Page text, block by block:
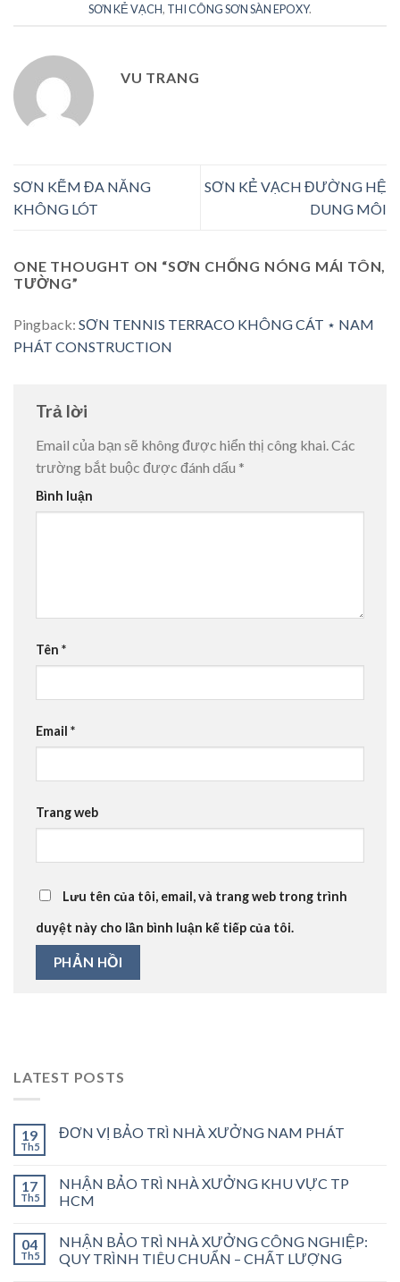
SƠN KẺ VẠCH, THI CÔNG SƠN SÀN EPOXY.
VU TRANG
SƠN KẼM ĐA NĂNG
KHÔNG LÓT
SƠN KẺ VẠCH ĐƯỜNG HỆ
DUNG MÔI
ONE THOUGHT ON “SƠN CHỐNG NÓNG MÁI TÔN,
TƯỜNG”
Pingback: SƠN TENNIS TERRACO KHÔNG CÁT ⋆ NAM
PHÁT CONSTRUCTION
Trả lời
Email của bạn sẽ không được hiển thị công khai.Các
trường bắt buộc được đánh dấu *
Bình luận
Tên *
Email *
Trang web
Lưu tên của tôi, email, và trang web trong trình
duyệt này cho lần bình luận kế tiếp của tôi.
LATEST POSTS
19
Th5
ĐƠN VỊ BẢO TRÌ NHÀ XƯỞNG NAM PHÁT
17
Th5
NHẬN BẢO TRÌ NHÀ XƯỞNG KHU VỰC TP
HCM
04
Th5
NHẬN BẢO TRÌ NHÀ XƯỞNG CÔNG NGHIỆP:
QUY TRÌNH TIÊU CHUẨN – CHẤT LƯỢNG